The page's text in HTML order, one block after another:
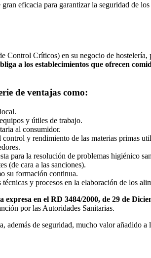
eficacia para garantizar la seguridad de
Críticos) en su negocio de
a los establecimientos que ofrecen
de ventajas como:
y útiles de trabajo.
al consumidor.
y rendimiento de las materias primas
para la resolución de problemas higiénico
(de cara a las sanciones).
su formación continua.
y procesos en la elaboración de los
en el RD 3484/2000, de 29 de
por las Autoridades Sanitarias.
de seguridad, mucho valor añadido a